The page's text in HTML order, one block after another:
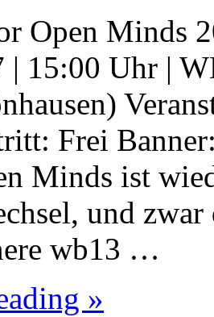
Open Minds
| 15:00 Uhr |
Frei
Minds ist
und zwar
wb13 …
»